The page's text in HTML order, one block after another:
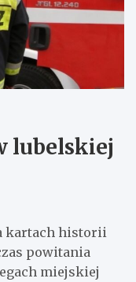
lubelskiej
kartach historii
powitania
miejskiej